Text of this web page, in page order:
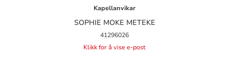
Kapellanvikar
SOPHIE MOKE METEKE
41296026
Klikk for å vise e-post